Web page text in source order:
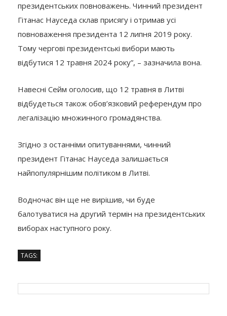
президентських повноважень. Чинний президент
Гітанас Науседа склав присягу і отримав усі
повноваження президента 12 липня 2019 року.
Тому чергові президентські вибори мають
відбутися 12 травня 2024 року”, – зазначила вона.
Навесні Сейм оголосив, що 12 травня в Литві
відбудеться також обов’язковий референдум про
легалізацію множинного громадянства.
Згідно з останніми опитуваннями, чинний
президент Гітанас Науседа залишається
найпопулярнішим політиком в Литві.
Водночас він ще не вирішив, чи буде
балотуватися на другий термін на президентських
виборах наступного року.
TAGS: